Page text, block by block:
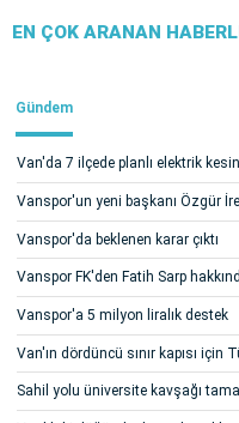
EN ÇOK ARANAN
Gündem
Van'da 7 ilçede planlı elektrik
Vanspor'un yeni başkanı Özgür
Vanspor'da beklenen karar çıktı
Vanspor FK'den Fatih Sarp
Vanspor'a 5 milyon liralık destek
Van'ın dördüncü sınır kapısı
Sahil yolu üniversite kavşağı